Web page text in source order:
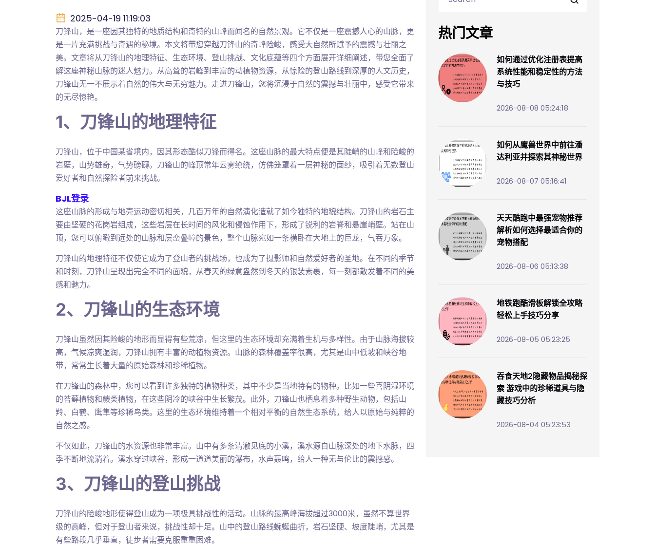
2025-04-19 11:19:03
刀锋山，是一座因其独特的地质结构和奇特的山峰而闻名的自然景观。它不仅是一座震撼人心的山脉，更
是一片充满挑战与奇遇的秘境。本文将带您穿越刀锋山的奇峰险峻，感受大自然所赋予的震撼与壮丽之
美。文章将从刀锋山的地理特征、生态环境、登山挑战、文化底蕴等四个方面展开详细阐述，带您全面了
解这座神秘山脉的迷人魅力。从高耸的岩峰到丰富的动植物资源，从惊险的登山路线到深厚的人文历史，
刀锋山无一不展示着自然的伟大与无穷魅力。走进刀锋山，您将沉浸于自然的震撼与壮丽中，感受它带来
的无尽惊艳。
1、刀锋山的地理特征
刀锋山，位于中国某省境内，因其形态酷似刀锋而得名。这座山脉的最大特点便是其陡峭的山峰和险峻的
岩壁，山势雄奇，气势磅礴。刀锋山的峰顶常年云雾缭绕，仿佛笼罩着一层神秘的面纱，吸引着无数登山
爱好者和自然探险者前来挑战。
BJL登录
这座山脉的形成与地壳运动密切相关，几百万年的自然演化造就了如今独特的地貌结构。刀锋山的岩石主
要由坚硬的花岗岩组成，这些岩层在长时间的风化和侵蚀作用下，形成了锐利的岩脊和悬崖峭壁。站在山
顶，您可以俯瞰到远处的山脉和层峦叠嶂的景色，整个山脉宛如一条横卧在大地上的巨龙，气吞万象。
刀锋山的地理特征不仅使它成为了登山者的挑战场，也成为了摄影师和自然爱好者的圣地。在不同的季节
和时刻，刀锋山呈现出完全不同的面貌，从春天的绿意盎然到冬天的银装素裹，每一刻都散发着不同的美
感和魅力。
2、刀锋山的生态环境
刀锋山虽然因其险峻的地形而显得有些荒凉，但这里的生态环境却充满着生机与多样性。由于山脉海拔较
高，气候凉爽湿润，刀锋山拥有丰富的动植物资源。山脉的森林覆盖率很高，尤其是山中低坡和峡谷地
带，常常生长着大量的原始森林和珍稀植物。
在刀锋山的森林中，您可以看到许多独特的植物种类，其中不少是当地特有的物种。比如一些喜阴湿环境
的苔藓植物和蕨类植物，在这些阴冷的峡谷中生长繁茂。此外，刀锋山也栖息着多种野生动物，包括山
羚、白鹤、鹰隼等珍稀鸟类。这里的生态环境维持着一个相对平衡的自然生态系统，给人以原始与纯粹的
自然之感。
不仅如此，刀锋山的水资源也非常丰富。山中有多条清澈见底的小溪，溪水源自山脉深处的地下水脉，四
季不断地流淌着。溪水穿过峡谷，形成一道道美丽的瀑布，水声轰鸣，给人一种无与伦比的震撼感。
3、刀锋山的登山挑战
刀锋山的险峻地形使得登山成为一项极具挑战性的活动。山脉的最高峰海拔超过3000米，虽然不算世界
级的高峰，但对于登山者来说，挑战性却十足。山中的登山路线蜿蜒曲折，岩石坚硬、坡度陡峭，尤其是
有些路段几乎垂直，徒步者需要克服重重困难。
热门文章
如何通过优化注册表提高
系统性能和稳定性的方法
与技巧
2026-08-08 05:24:18
如何从魔兽世界中前往潘
达利亚并探索其神秘世界
2026-08-07 05:16:41
天天酷跑中最强宠物推荐
解析如何选择最适合你的
宠物搭配
2026-08-06 05:13:38
地铁跑酷滑板解锁全攻略
轻松上手技巧分享
2026-08-05 05:23:25
吞食天地2隐藏物品揭秘探
索 游戏中的珍稀道具与隐
藏技巧分析
2026-08-04 05:23:53